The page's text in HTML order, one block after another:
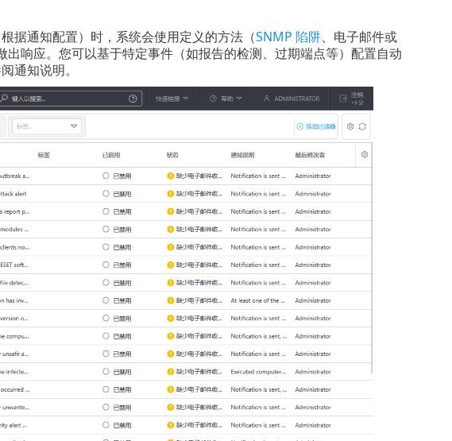
据通知配置）时，系统会使用定义的方法（SNMP 陷阱、电子邮件或
响应。您可以基于特定事件（如报告的检测、过期端点等）配置自动
通知说明。